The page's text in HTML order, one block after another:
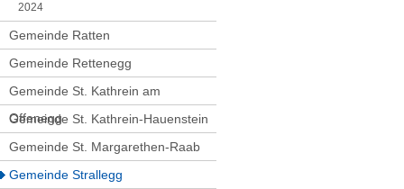
2024
Gemeinde Ratten
Gemeinde Rettenegg
Gemeinde St. Kathrein am
Offenegg
Gemeinde St. Kathrein-Hauenstein
Gemeinde St. Margarethen-Raab
Gemeinde Strallegg